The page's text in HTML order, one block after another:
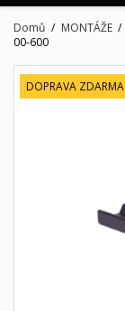
Domů MONTÁŽE
00-600
DOPRAVA ZDARMA